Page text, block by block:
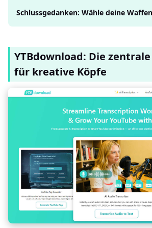
Schlussgedanken: Wähle deine
YTBdownload: Die
für kreative Köpfe